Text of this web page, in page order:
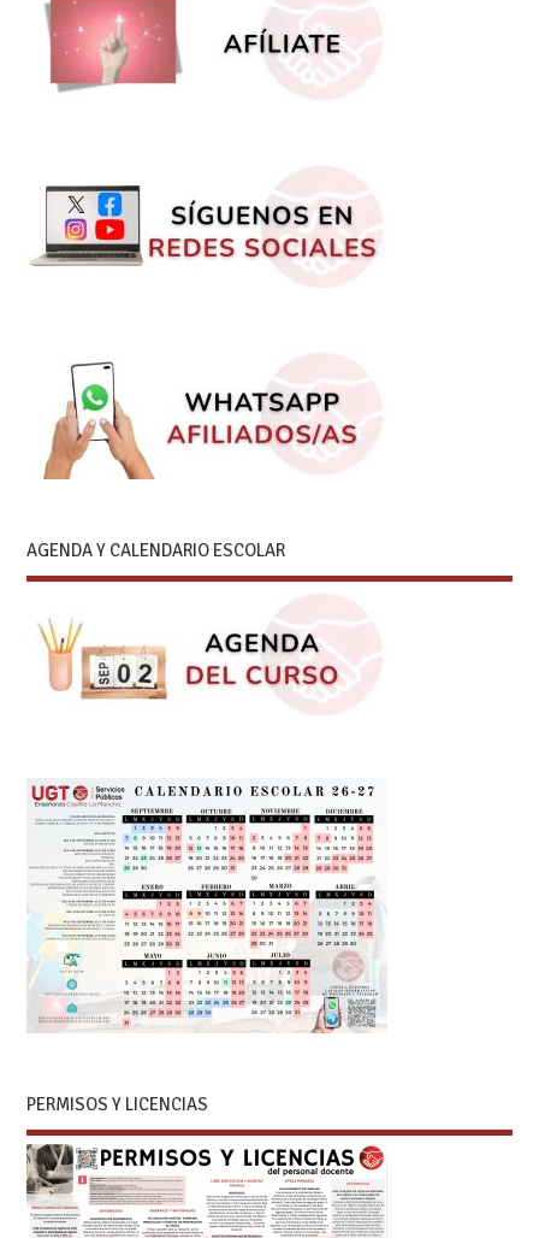
AGENDA Y CALENDARIO ESCOLAR
PERMISOS Y LICENCIAS